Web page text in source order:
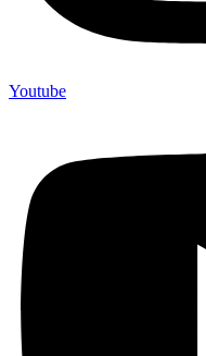
Youtube